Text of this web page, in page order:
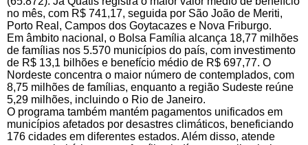
no mês, com R$ 741,17, seguida por São João de Meriti,
Porto Real, Campos dos Goytacazes e Nova Friburgo.
Em âmbito nacional, o Bolsa Família alcança 18,77 milhões
de famílias nos 5.570 municípios do país, com investimento
de R$ 13,1 bilhões e benefício médio de R$ 697,77. O
Nordeste concentra o maior número de contemplados, com
8,75 milhões de famílias, enquanto a região Sudeste reúne
5,29 milhões, incluindo o Rio de Janeiro.
O programa também mantém pagamentos unificados em
municípios afetados por desastres climáticos, beneficiando
176 cidades em diferentes estados. Além disso, atende